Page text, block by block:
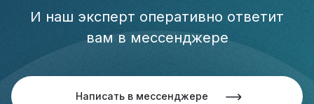
И наш эксперт оперативно ответит
вам в мессенджере
Написать в мессенджере